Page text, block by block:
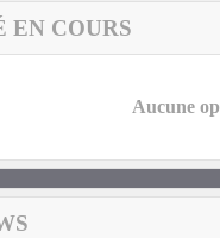
EN COURS
Aucune